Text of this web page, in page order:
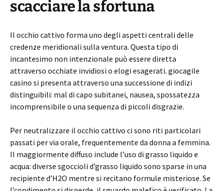
scacciare la sfortuna
Il occhio cattivo forma uno degli aspetti centrali delle
credenze meridionali sulla ventura. Questa tipo di
incantesimo non intenzionale può essere diretta
attraverso occhiate invidiosi o elogi esagerati. giocagile
casino si presenta attraverso una successione di indizi
distinguibili: mal di capo subitanei, nausea, spossatezza
incomprensibile o una sequenza di piccoli disgrazie.
Per neutralizzare il occhio cattivo ci sono riti particolari
passati per via orale, frequentemente da donna a femmina.
Il maggiormente diffuso include l’uso di grasso liquido e
acqua: diverse sgoccioli d’grasso liquido sono sparse in una
recipiente d’H2O mentre si recitano formule misteriose. Se